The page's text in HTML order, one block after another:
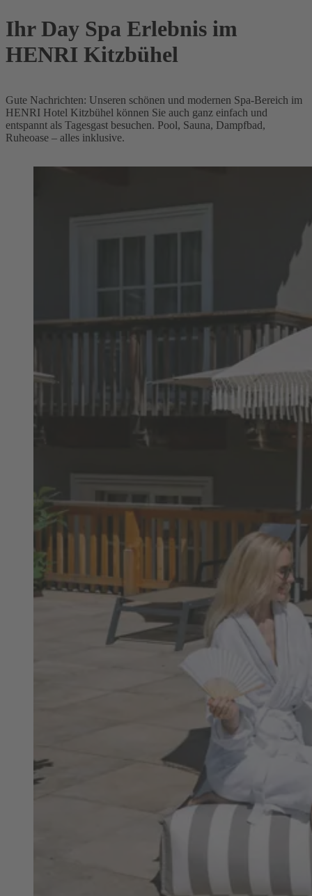
Ihr Day Spa Erlebnis im
HENRI Kitzbühel
Gute Nachrichten: Unseren schönen und modernen Spa-Bereich im
HENRI Hotel Kitzbühel können Sie auch ganz einfach und
entspannt als Tagesgast besuchen. Pool, Sauna, Dampfbad,
Ruheoase – alles inklusive.